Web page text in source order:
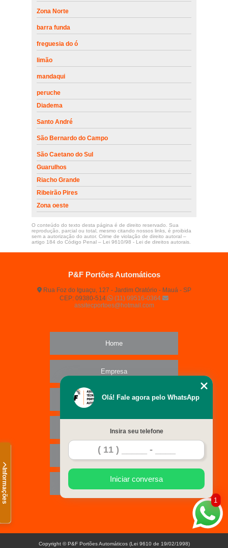
Informações
Zona Norte
barra funda
freguesia do ó
limão
mandaqui
peruche
Diadema
Santo André
São Bernardo do Campo
São Caetano do Sul
Guarulhos
Riacho Grande
Ribeirão Pires
Zona oeste
O conteúdo do texto desta página é de direito reservado. Sua
reprodução, parcial ou total, mesmo citando nossos links, é proibida
sem a autorização do autor. Crime de violação de direito autoral –
artigo 184 do Código Penal – Lei 9610/98 - Lei de direitos autorais.
P&F Portões Automáticos
Rua Foz do Iguaçu, 127 - Jardim Oratório - Mauá - SP
CEP: 09380-514
(11) 99516-0364
assitecportoes@hotmail.com
Home
Empresa
Missão
Serviços
Contato
Mapa do site
1
Olá! Fale agora pelo WhatsApp
Insira seu telefone
Iniciar conversa
Copyright © P&F Portões Automáticos (Lei 9610 de 19/02/1998)